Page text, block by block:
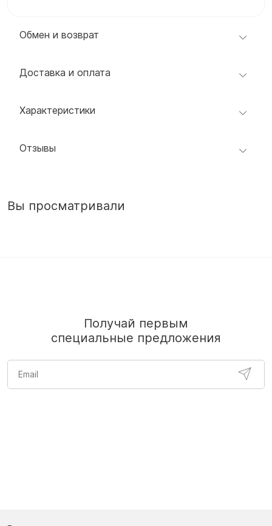
Обмен и возврат
Доставка и оплата
Характеристики
Отзывы
Вы просматривали
Получай первым
специальные предложения